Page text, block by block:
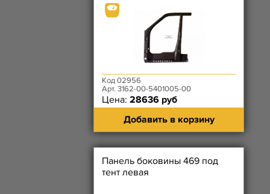
Код 02956
Арт. 3162-00-5401005-00
Цена: 28636 руб
Добавить в корзину
Панель боковины 469 под
тент левая